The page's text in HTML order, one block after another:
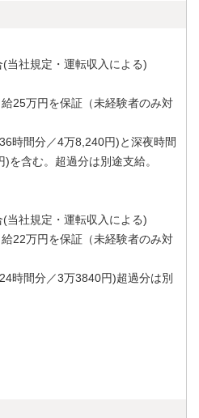
当社規定・運転収入による)
25万円を保証（未経験者のみ対
時間分／4万8,240円)と深夜時間
を含む。超過分は別途支給。
当社規定・運転収入による)
22万円を保証（未経験者のみ対
時間分／3万3840円)超過分は別